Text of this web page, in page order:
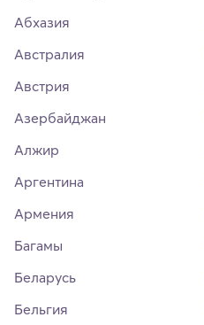
Абхазия
Австралия
Австрия
Азербайджан
Алжир
Аргентина
Армения
Багамы
Беларусь
Бельгия